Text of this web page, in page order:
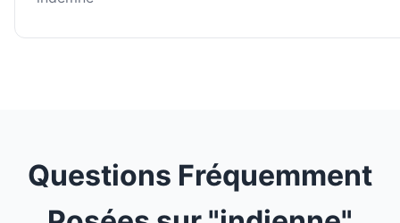
Questions Fréquemment